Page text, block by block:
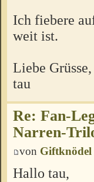
Ich fiebere
weit ist.
Liebe Grüsse,
tau
Re: Fan-
Narren-
von Giftknödel
Hallo tau,